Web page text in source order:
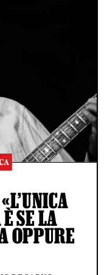
SE LA
OPPURE